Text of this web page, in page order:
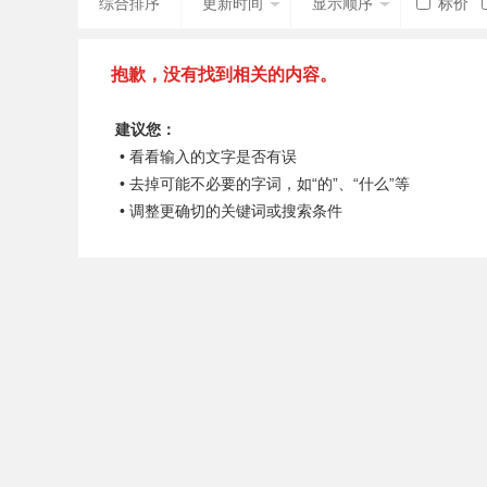
抱歉，没有找到相关的内容。
建议您：
• 看看输入的文字是否有误
• 去掉可能不必要的字词，如“的”、“什么”等
• 调整更确切的关键词或搜索条件